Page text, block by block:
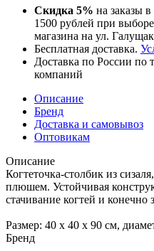
Скидка 5% на заказы
1500 рублей при
магазина на ул.
Бесплатная доставка.
Доставка по России по
компаний
Описание
Бренд
Доставка и самовывоз
Оптовикам
Описание
Когтеточка-столбик из
плюшем. Устойчивая
стачивание когтей и
Размер: 40 х 40 х 90 см,
Бренд